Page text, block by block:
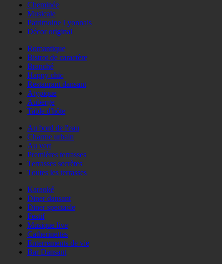
Cheminée
Musicale
Patrimoine Lyonnais
Décor original
Romantique
Bistrot de caractère
Branché
Happy chic
Restaurant dansant
Atypique
Auberge
Table d'hôte
Au bord de l'eau
Charme urbain
Au vert
Premières terrasses
Terrasses secrètes
Toutes les terrasses
Karaoké
Diner dansant
Diner spectacle
Festif
Musique live
Catherinettes
Enterrements de vie
Bar Dansant